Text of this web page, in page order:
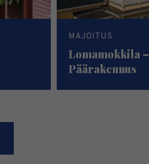
MAJOITUS
Lomamokkila –
Päärakennus